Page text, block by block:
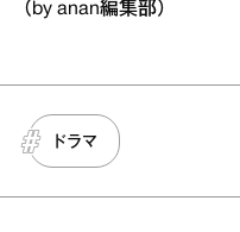
（by anan編集部）
ドラマ